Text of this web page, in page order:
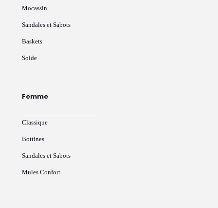
Mocassin
Sandales et Sabots
Baskets
Solde
Femme
Classique
Bottines
Sandales et Sabots
Mules Confort